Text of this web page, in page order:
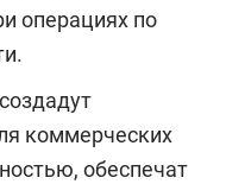
операциях по
коммерческих
обеспечат